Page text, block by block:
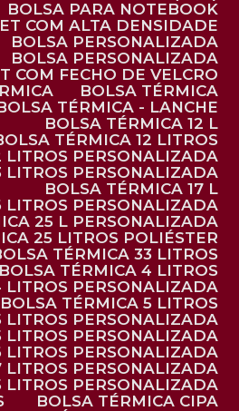
BOLSA PARA NOTEBOOK
COM ALTA DENSIDADE
BOLSA PERSONALIZADA
BOLSA PERSONALIZADA
COM FECHO DE VELCRO
BOLSA TÉRMICA
BOLSA TÉRMICA - LANCHE
BOLSA TÉRMICA 12 L
BOLSA TÉRMICA 12 LITROS
LITROS PERSONALIZADA
LITROS PERSONALIZADA
BOLSA TÉRMICA 17 L
LITROS PERSONALIZADA
25 L PERSONALIZADA
25 LITROS POLIÉSTER
BOLSA TÉRMICA 33 LITROS
BOLSA TÉRMICA 4 LITROS
LITROS PERSONALIZADA
BOLSA TÉRMICA 5 LITROS
LITROS PERSONALIZADA
LITROS PERSONALIZADA
LITROS PERSONALIZADA
LITROS PERSONALIZADA
LITROS PERSONALIZADA
BOLSA TÉRMICA CIPA